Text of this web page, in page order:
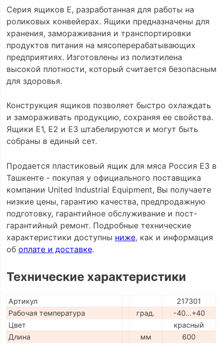
Серия ящиков Е, разработанная для работы на
роликовых конвейерах. Ящики предназначены для
хранения, замораживания и транспортировки
продуктов питания на мясоперерабатывающих
предприятиях. Изготовлены из полиэтилена
высокой плотности, который считается безопасным
для здоровья.
Конструкция ящиков позволяет быстро охлаждать
и замораживать продукцию, сохраняя ее свойства.
Ящики Е1, Е2 и Е3 штабелируются и могут быть
собраны в единый сет.
Продается пластиковый ящик для мяса Россия E3 в
Ташкенте - покупая у официального поставщика
компании United Industrial Equipment, Вы получаете
низкие цены, гарантию качества, предпродажную
подготовку, гарантийное обслуживание и пост-
гарантийный ремонт. Подробные технические
характеристики доступны ниже, как и информация
об оплате и доставке.
Технические характеристики
Артикул
217301
Рабочая температура
град.
-40…+40
Цвет
красный
Длина
мм
600